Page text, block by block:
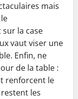
mais
la case
vaut viser une
Enfin, ne
de la table :
renforcent le
les